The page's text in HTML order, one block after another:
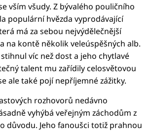
vším všudy. Z bývalého pouličního
populární hvězda vyprodávající
má za sebou nejvýdělečnější
na kontě několik veleúspěšných alb.
víc než dost a jeho chytlavé
talent mu zařídily celosvětovou
ale také pojí nepříjemné zážitky.
rozhovorů nedávno
vyhýbá veřejným záchodům z
důvodu. Jeho fanoušci totiž prahnou